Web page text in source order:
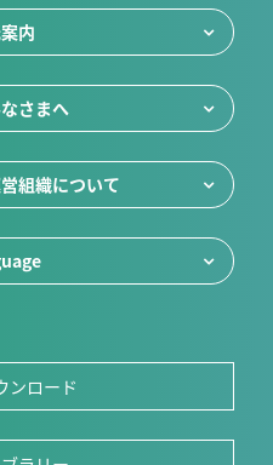
内
さまへ
組織について
ンロード